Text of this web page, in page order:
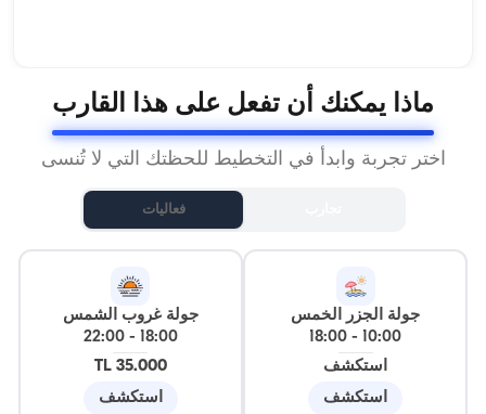
ماذا يمكنك أن تفعل على هذا القارب
اختر تجربة وابدأ في التخطيط للحظتك التي لا تُنسى
فعاليات
جولة الجزر الخمس
10:00
-
18:00
استكشف
استكشف
جولة غروب الشمس
18:00
-
22:00
35.000 TL
استكشف